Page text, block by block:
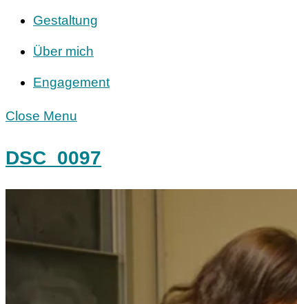
Gestaltung
Über mich
Engagement
Close Menu
DSC_0097